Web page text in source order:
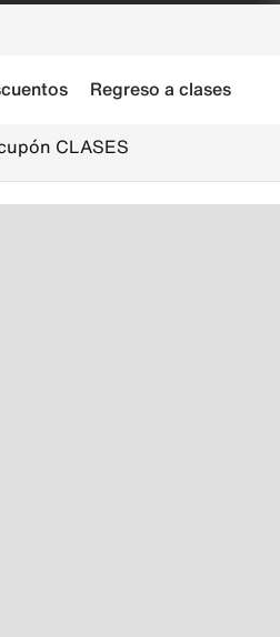
Regreso a clases
CLASES